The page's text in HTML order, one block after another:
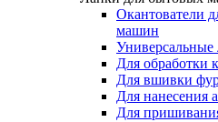
Окантователи
машин
Универсальные
Для обработки
Для вшивки
Для нанесения
Для